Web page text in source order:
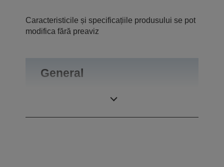
Caracteristicile și specificațiile produsului se pot
modifica fără preaviz
General